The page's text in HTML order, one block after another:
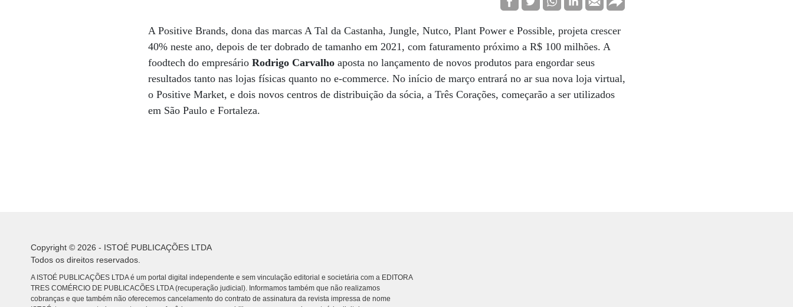
A Positive Brands, dona das marcas A Tal da Castanha, Jungle, Nutco, Plant Power e Possible, projeta crescer
40% neste ano, depois de ter dobrado de tamanho em 2021, com faturamento próximo a R$ 100 milhões. A
foodtech do empresárioRodrigo Carvalho aposta no lançamento de novos produtos para engordar seus
resultados tanto nas lojas físicas quanto no e-commerce. No início de março entrará no ar sua nova loja virtual,
o Positive Market, e dois novos centros de distribuição da sócia, a Três Corações, começarão a ser utilizados
em São Paulo e Fortaleza.
Copyright © 2026 - ISTOÉ PUBLICAÇÕES LTDA
Todos os direitos reservados.
A ISTOÉ PUBLICAÇÕES LTDA é um portal digital independente e sem vinculação editorial e societária com a EDITORA
TRES COMÉRCIO DE PUBLICACÕES LTDA (recuperação judicial). Informamos também que não realizamos
cobranças e que também não oferecemos cancelamento do contrato de assinatura da revista impressa de nome